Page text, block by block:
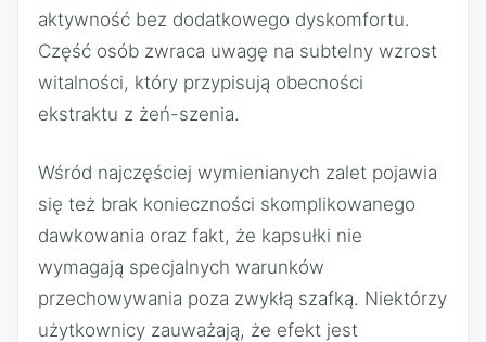
aktywność bez dodatkowego dyskomfortu.
Część osób zwraca uwagę na subtelny wzrost
witalności, który przypisują obecności
ekstraktu z żeń-szenia.
Wśród najczęściej wymienianych zalet pojawia
się też brak konieczności skomplikowanego
dawkowania oraz fakt, że kapsułki nie
wymagają specjalnych warunków
przechowywania poza zwykłą szafką. Niektórzy
użytkownicy zauważają, że efekt jest